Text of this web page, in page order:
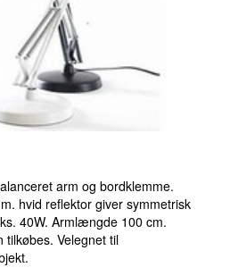
arm og bordklemme.
hvid reflektor giver symmetrisk
40W. Armlængde 100 cm.
tilkøbes. Velegnet til